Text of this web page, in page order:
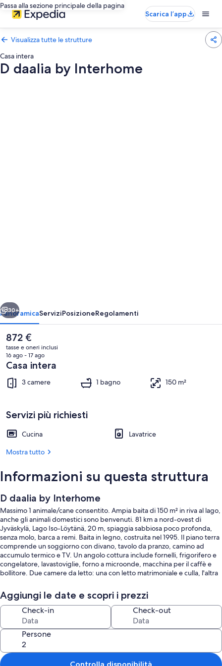
Passa alla sezione principale della pagina
Scarica l’app
Visualizza tutte le strutture
Casa intera
D daalia by Interhome
Avanti
30+
PanoramicaServiziPosizioneRegolamenti
Il
prezzo
attuale
è
872 €
872 €
tasse e oneri inclusi
16 ago - 17 ago
Casa intera
3 camere 1 bagno 150 m²
Servizi più richiesti
Cucina
Lavatrice
Mostra tutto
Informazioni su questa struttura
D daalia by Interhome
Massimo 1 animale/cane consentito. Ampia baita di 150 m² in riva al lago,
anche gli animali domestici sono benvenuti. 81 km a nord-ovest di
Jyväskylä, Lago Iso-Löytänä, 20 m, spiaggia sabbiosa poco profonda,
senza molo, barca a remi. Baita in legno, costruita nel 1995. Il piano terra
comprende un soggiorno con divano, tavolo da pranzo, camino ad
accumulo termico e TV. Un angolo cottura include fornelli, frigorifero e
congelatore, lavastoviglie, forno a microonde, macchina per il caffè e
bollitore. Due camere da letto: una con letto matrimoniale e culla, l'altra
spogliatoio. Il piano superiore (accessibile tramite scale esterne dalla
terrazza) dispone di due letti matrimoniali, cinque letti singoli e un WC
separato. La terrazza è arredata con mobili da giardino. È disponibile un
barbecue a carbonella: gli ospiti devono portare la propria carbonella e
il liquido accendifuoco. In totale ci sono 13 posti letto, ma il numero
massimo consentito di ospiti è 12. Un letto può essere utilizzato come
alternativa per dormire.
Inclusi nel prezzo:
Aggiungi le date e scopri i prezzi
Check-in Check-out
Persone